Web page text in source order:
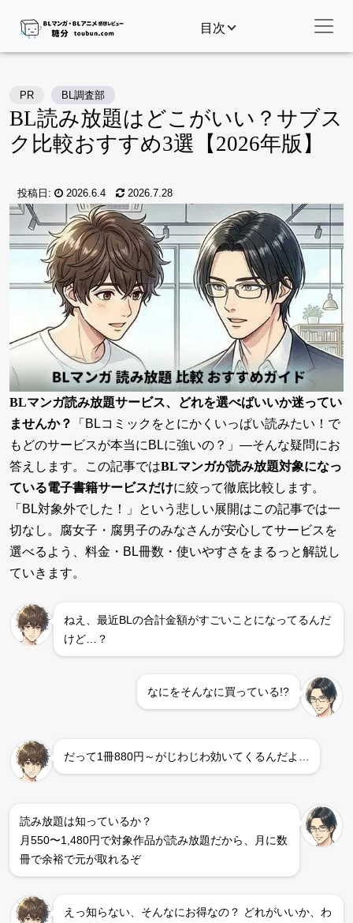
目次
PR BL調査部
BL読み放題はどこがいい？サブス
ク比較おすすめ3選【2026年版】
投稿日: 2026.6.4 2026.7.28
BLマンガ読み放題サービス、どれを選べばいいか迷ってい
ませんか？
「BLコミックをとにかくいっぱい読みたい！で
もどのサービスが本当にBLに強いの？」—そんな疑問にお
答えします。この記事ではBLマンガが読み放題対象になっ
ている電子書籍サービスだけに絞って徹底比較します。
「BL対象外でした！」という悲しい展開はこの記事では一
切なし。腐女子・腐男子のみなさんが安心してサービスを
選べるよう、料金・BL冊数・使いやすさをまるっと解説し
ていきます。
ねえ、最近BLの合計金額がすごいことになってるんだ
けど…？
なにをそんなに買っている!?
だって1冊880円～がじわじわ効いてくるんだよ…
読み放題は知っているか？
月550〜1,480円で対象作品が読み放題だから、月に数
冊で余裕で元が取れるぞ
えっ知らない、そんなにお得なの？ どれがいいか、わ